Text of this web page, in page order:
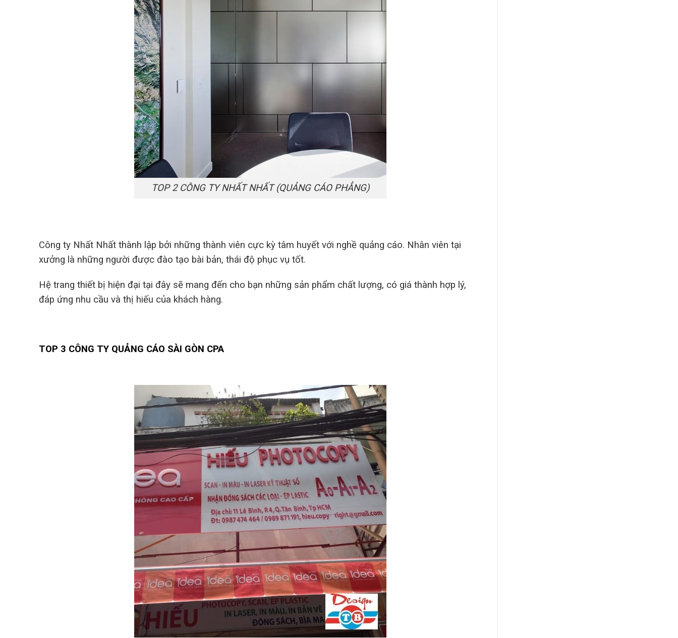
TOP 2 CÔNG TY NHẤT NHẤT (QUẢNG CÁO PHẲNG)
Công ty Nhất Nhất thành lập bởi những thành viên cực kỳ tâm huyết với nghề quảng cáo. Nhân viên tại
xưởng là những người được đào tạo bài bản, thái độ phục vụ tốt.
Hệ trang thiết bị hiện đại tại đây sẽ mang đến cho bạn những sản phẩm chất lượng, có giá thành hợp lý,
đáp ứng nhu cầu và thị hiếu của khách hàng.
TOP 3 CÔNG TY QUẢNG CÁO SÀI GÒN CPA